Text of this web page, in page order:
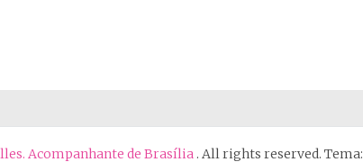
Acompanhante de Brasília . All rights reserved. Tema: